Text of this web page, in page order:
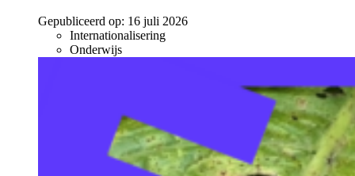
Gepubliceerd op: 16 juli 2026
Internationalisering
Onderwijs